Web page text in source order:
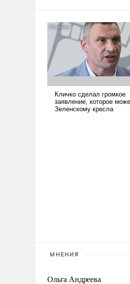
МНЕНИЯ
Ольга Андреева